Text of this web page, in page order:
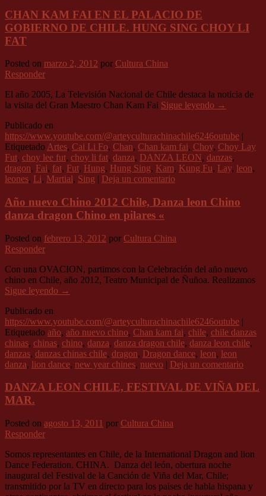
CHAN KAM FAI EN EL PALACIO DE
GOBIERNO DE CHILE. HUNG SING CHOY LI
FAT
Posted on marzo 2, 2012 por Cultura China
Responder
El año 2005, La Televisión Nacional de Chile destaca la noticia de
la visita del Gran Maestro Chan Kam Fai Sigue leyendo →
Publicado en
https://www.youtube.com/@arteyculturachinachile6246outube |
Etiquetado Artes, Cai Li Fo, Chan, Chan kam fai, Choy, Choy Lay
Fut, choy lee fut, choy li fat, danza, DANZA LEON, danzas,
dragon, Fai, fat, Fut, Hung, Hung Sing, Kam, Kung Fu, Lay, leon,
leones, Li, Martial, Sing | Deja un comentario
Año nuevo Chino 2012 Chile, Danza leon Chino
danza dragon Chino en pilares «
Posted on febrero 13, 2012 por Cultura China
Responder
Con una OVACION, partimos con la Celebración del año nuevo
chino en Chile, año 2012, Teatro Municipal de Ñuñoa. Realizamos
Sigue leyendo →
Publicado en
https://www.youtube.com/@arteyculturachinachile6246outube |
Etiquetado año, año nuevo chino, Chan kam fai, chile, chile danzas
chinas, chinas, chino, danza, danza dragon chile, danza leon chile,
danzas, danzas chinas chile, dragon, Dragon dance, leon, leon
danza, lion dance, new year chines, nuevo | Deja un comentario
DANZA LEON CHILE, FESTIVAL DE VIÑA DEL
MAR.
Posted on agosto 13, 2011 por Cultura China
Responder
Somos representantes en Chile, de la International Dragon and lion
Dance Federation. CHINA. Danza del león, obertura noche
inaugural del Festival de la Canción de Viña del Mar, Chile;
transmitido por la TV en directo para los paises de habla hispana y